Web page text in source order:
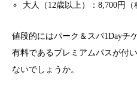
大人（12歳以上）：8,700円（
値段的にはパーク＆スパ1Dayチ
有料であるプレミアムパスが付
ないでしょうか。